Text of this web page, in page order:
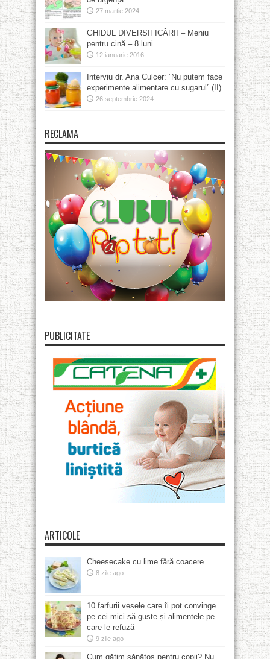
27 martie 2024
GHIDUL DIVERSIFICĂRII – Meniu
pentru cină – 8 luni
12 ianuarie 2016
Interviu dr. Ana Culcer: ”Nu putem face
experimente alimentare cu sugarul” (II)
26 septembrie 2024
RECLAMA
PUBLICITATE
ARTICOLE
Cheesecake cu lime fără coacere
8 zile ago
10 farfurii vesele care îi pot convinge
pe cei mici să guste și alimentele pe
care le refuză
9 zile ago
Cum gătim sănătos pentru copii? Nu